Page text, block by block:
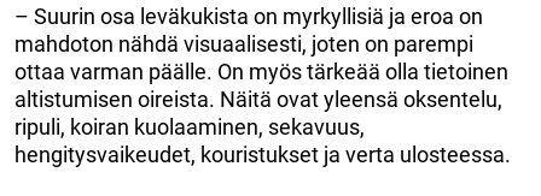
– Suurin osa leväkukista on myrkyllisiä ja eroa on
mahdoton nähdä visuaalisesti, joten on parempi
ottaa varman päälle. On myös tärkeää olla tietoinen
altistumisen oireista. Näitä ovat yleensä oksentelu,
ripuli, koiran kuolaaminen, sekavuus,
hengitysvaikeudet, kouristukset ja verta ulosteessa.